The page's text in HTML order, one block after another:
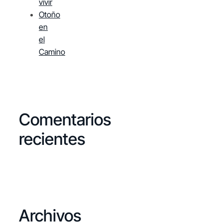
vivir
Otoño
en
el
Camino
Comentarios
recientes
Archivos